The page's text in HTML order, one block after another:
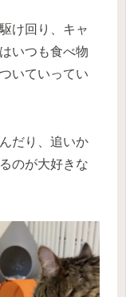
け回り、キャ
いつも食べ物
いていってい
だり、追いか
のが大好きな